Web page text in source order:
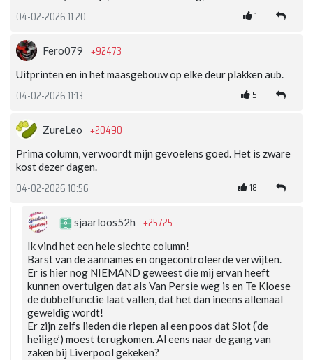
04-02-2026 11:20 1
Fero079 +92473
Uitprinten en in het maasgebouw op elke deur plakken aub.
04-02-2026 11:13 5
ZureLeo +20490
Prima column, verwoordt mijn gevoelens goed. Het is zware
kost dezer dagen.
04-02-2026 10:56 18
sjaarloos52h +25725
Ik vind het een hele slechte column!
Barst van de aannames en ongecontroleerde verwijten.
Er is hier nog NIEMAND geweest die mij ervan heeft
kunnen overtuigen dat als Van Persie weg is en Te Kloese
de dubbelfunctie laat vallen, dat het dan ineens allemaal
geweldig wordt!
Er zijn zelfs lieden die riepen al een poos dat Slot (‘de
heilige’) moest terugkomen. Al eens naar de gang van
zaken bij Liverpool gekeken?